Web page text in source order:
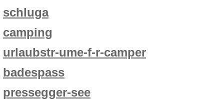
schluga
camping
urlaubstr-ume-f-r-camper
badespass
pressegger-see